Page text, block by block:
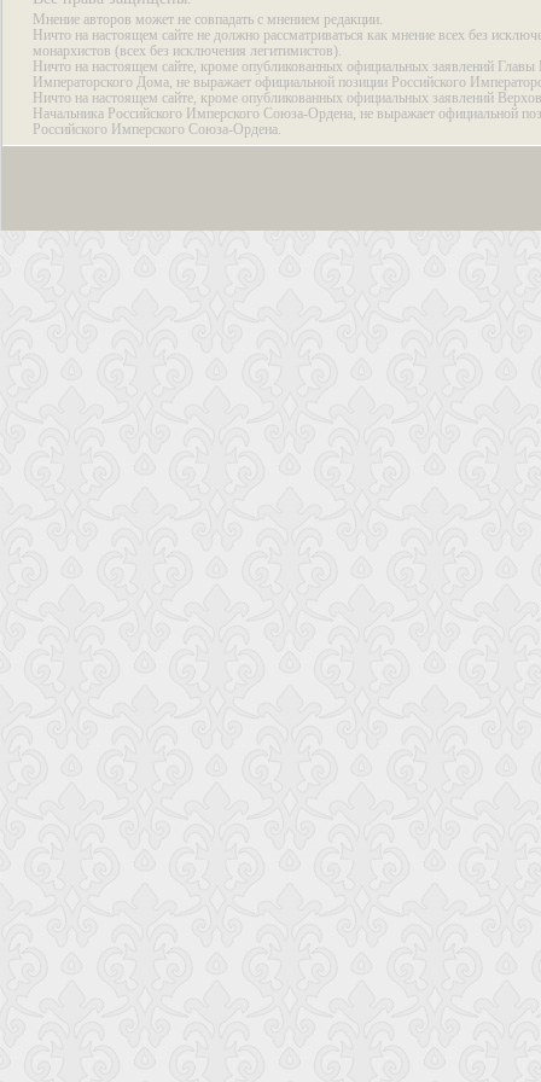
Мнение авторов может не совпадать с мнением редакции.
Ничто на настоящем сайте не должно рассматриваться как мнение всех без
монархистов (всех без исключения легитимистов).
Ничто на настоящем сайте, кроме опубликованных официальных заявлений Главы
Императорского Дома, не выражает официальной позиции Российского
Ничто на настоящем сайте, кроме опубликованных официальных заявлений
Начальника Российского Имперского Союза-Ордена, не выражает официальной
Российского Имперского Союза-Ордена.